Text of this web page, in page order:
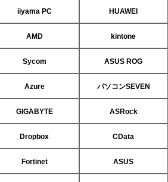
iiyama PC HUAWEI
AMD kintone
Sycom ASUS ROG
Azure パソコンSEVEN
GIGABYTE ASRock
Dropbox CData
Fortinet ASUS